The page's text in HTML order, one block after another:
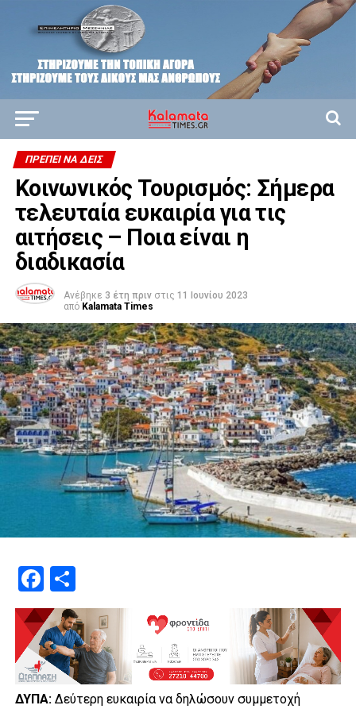
ΠΡΈΠΕΙ ΝΑ ΔΕΙΣ
Κοινωνικός Τουρισμός: Σήμερα
τελευταία ευκαιρία για τις
αιτήσεις – Ποια είναι η
διαδικασία
Ανέβηκε 3 έτη πριν στις 11 Ιουνίου 2023
από Kalamata Times
Facebook
Μοιραστείτε
ΔΥΠΑ:Δεύτερη ευκαιρία να δηλώσουν συμμετοχή